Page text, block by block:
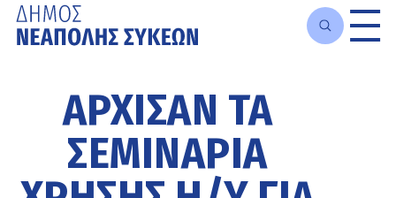
περιεχόμενοΆΡΧΙΣΑΝ ΤΑ
ΣΕΜΙΝΆΡΙΑ